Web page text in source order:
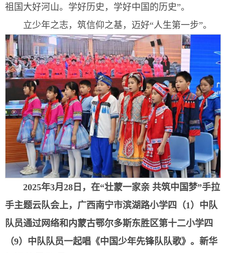
祖国大好河山。学好历史，学好中国的历史”。
立少年之志，筑信仰之基，迈好“人生第一步”。
2025年3月28日，在“壮蒙一家亲 共筑中国梦”手拉
手主题云队会上，广西南宁市滨湖路小学四（1）中队
队员通过网络和内蒙古鄂尔多斯东胜区第十二小学四
（9）中队队员一起唱《中国少年先锋队队歌》。 新华